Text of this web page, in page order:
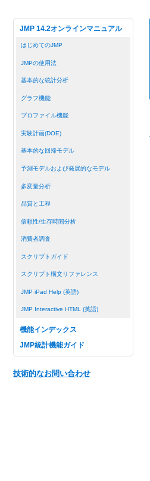
JMP 14.2オンラインマニュアル
はじめてのJMP
JMPの使用法
基本的な統計分析
グラフ機能
プロファイル機能
実験計画(DOE)
基本的な回帰モデル
予測モデルおよび発展的なモデル
多変量分析
品質と工程
信頼性/生存時間分析
消費者調査
スクリプトガイド
スクリプト構文リファレンス
JMP iPad Help (英語)
JMP Interactive HTML (英語)
機能インデックス
JMP統計機能ガイド
技術的なお問い合わせ